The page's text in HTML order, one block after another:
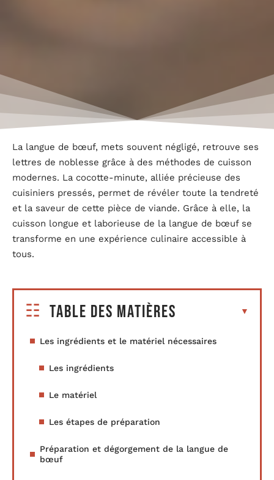
La langue de bœuf, mets souvent négligé, retrouve ses
lettres de noblesse grâce à des méthodes de cuisson
modernes. La cocotte-minute, alliée précieuse des
cuisiniers pressés, permet de révéler toute la tendreté
et la saveur de cette pièce de viande. Grâce à elle, la
cuisson longue et laborieuse de la langue de bœuf se
transforme en une expérience culinaire accessible à
tous.
Table des matières
Les ingrédients et le matériel nécessaires
Les ingrédients
Le matériel
Les étapes de préparation
Préparation et dégorgement de la langue de
bœuf